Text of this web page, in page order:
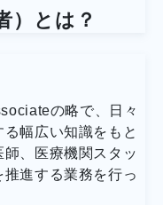
）とは？
の略で、日々
幅広い知識をもと
、医療機関スタッ
進する業務を行っ